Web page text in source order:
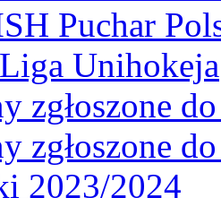
Puchar
Unihokeja
zgłoszone
zgłoszone
2023/2024